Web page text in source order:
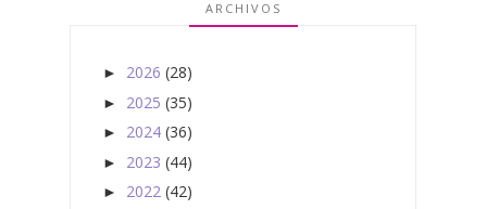
ARCHIVOS
► 2026 (28)
► 2025 (35)
► 2024 (36)
► 2023 (44)
► 2022 (42)